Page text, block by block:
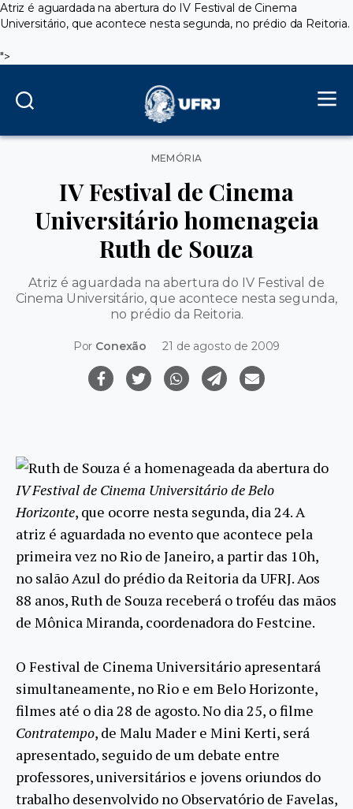
Atriz é aguardada na abertura do IV Festival de Cinema
Universitário, que acontece nesta segunda, no prédio da Reitoria.
">
Categorias
MEMÓRIA
IV Festival de Cinema
Universitário homenageia
Ruth de Souza
Atriz é aguardada na abertura do IV Festival de
Cinema Universitário, que acontece nesta segunda,
no prédio da Reitoria.
Por Conexão 21 de agosto de 2009
Ruth de Souza é a homenageada da abertura do
IV Festival de Cinema Universitário de Belo
Horizonte, que ocorre nesta segunda, dia 24. A
atriz é aguardada no evento que acontece pela
primeira vez no Rio de Janeiro, a partir das 10h,
no salão Azul do prédio da Reitoria da UFRJ. Aos
88 anos, Ruth de Souza receberá o troféu das mãos
de Mônica Miranda, coordenadora do Festcine.
O Festival de Cinema Universitário apresentará
simultaneamente, no Rio e em Belo Horizonte,
filmes até o dia 28 de agosto. No dia 25, o filme
Contratempo, de Malu Mader e Mini Kerti, será
apresentado, seguido de um debate entre
professores, universitários e jovens oriundos do
trabalho desenvolvido no Observatório de Favelas,